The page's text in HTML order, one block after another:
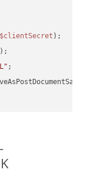
$clientSecret